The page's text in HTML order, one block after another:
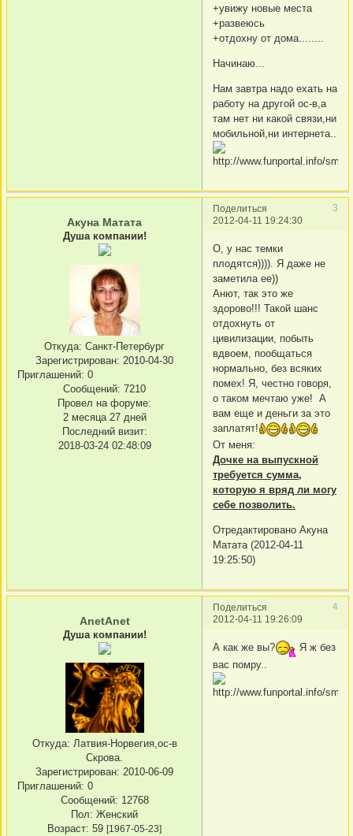
+увижу новые места
+развеюсь
+отдохну от дома........
Начинаю...
Нам завтра надо ехать на
работу на другой ос-в,а
там нет ни какой связи,ни
мобильной,ни интернета..
Поделиться
3
2012-04-11 19:24:30
Акуна Матата
Душа компании!
Откуда: Санкт-Петербург
Зарегистрирован: 2010-04-30
Приглашений: 0
Сообщений: 7210
Провел на форуме:
2 месяца 27 дней
Последний визит:
2018-03-24 02:48:09
О, у нас темки
плодятся)))). Я даже не
заметила ее))
Анют, так это же
здорово!!! Такой шанс
отдохнуть от
цивилизации, побыть
вдвоем, пообщаться
нормально, без всяких
помех! Я, честно говоря,
о таком мечтаю уже! А
вам еще и деньги за это
заплатят!
От меня:
Дочке на выпускной
требуется сумма,
которую я вряд ли могу
себе позволить.
Отредактировано Акуна
Матата (2012-04-11
19:25:50)
Поделиться
4
2012-04-11 19:26:09
AnetAnet
Душа компании!
Откуда: Латвия-Норвегия,ос-в
Скрова.
Зарегистрирован: 2010-06-09
Приглашений: 0
Сообщений: 12768
Пол: Женский
Возраст: 59 [1967-05-23]
А как же вы?
Я ж без
вас помру..